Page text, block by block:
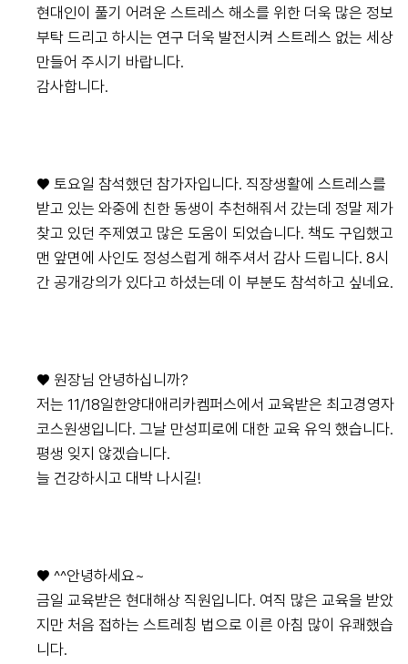
현대인이 풀기 어려운 스트레스 해소를 위한 더욱 많은 정보
부탁 드리고 하시는 연구 더욱 발전시켜 스트레스 없는 세상
만들어 주시기 바랍니다.
감사합니다.
♥ 토요일 참석했던 참가자입니다. 직장생활에 스트레스를
받고 있는 와중에 친한 동생이 추천해줘서 갔는데 정말 제가
찾고 있던 주제였고 많은 도움이 되었습니다. 책도 구입했고
맨 앞면에 사인도 정성스럽게 해주셔서 감사 드립니다. 8시
간 공개강의가 있다고 하셨는데 이 부분도 참석하고 싶네요.
♥ 원장님 안녕하십니까?
저는 11/18일한양대애리카켐퍼스에서 교육받은 최고경영자
코스원생입니다. 그날 만성피로에 대한 교육 유익 했습니다.
평생 잊지 않겠습니다.
늘 건강하시고 대박 나시길!
♥ ^^안녕하세요~
금일 교육받은 현대해상 직원입니다. 여직 많은 교육을 받았
지만 처음 접하는 스트레칭 법으로 이른 아침 많이 유쾌했습
니다.